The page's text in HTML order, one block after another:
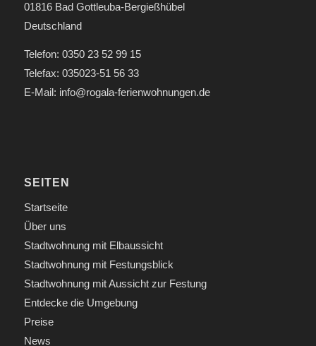
01816 Bad Gottleuba-Bergießhübel
Deutschland
Telefon: 0350 23 52 99 15
Telefax: 035023-51 56 33
E-Mail: info@rogala-ferienwohnungen.de
SEITEN
Startseite
Über uns
Stadtwohnung mit Elbaussicht
Stadtwohnung mit Festungsblick
Stadtwohnung mit Aussicht zur Festung
Entdecke die Umgebung
Preise
News